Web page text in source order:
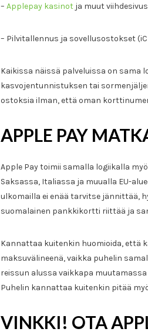
– Applepay kasinot ja muut
– Pilvitallennus ja sovellusostokset
Kaikissa näissä palveluissa on sama
kasvojentunnistuksen tai
ostoksia ilman, että oman
APPLE PAY
Apple Pay toimii samalla logiikalla
Saksassa, Italiassa ja muualla EU-
ulkomailla ei enää tarvitse jännittää,
suomalainen pankkikortti riittää ja
Kannattaa kuitenkin huomioida, että
maksuvälineenä, vaikka puhelin
reissun alussa vaikkapa
Puhelin kannattaa kuitenkin pitää
VINKKI! OTA